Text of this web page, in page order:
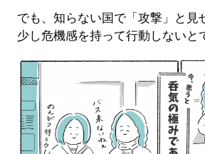
でも、知らない国で「攻撃」と見
少し危機感を持って行動しない